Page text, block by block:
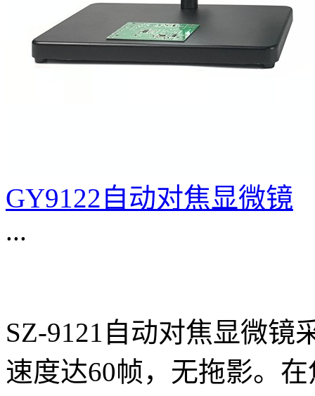
GY9122自动对焦显微镜
...
SZ-9121自动对焦显微镜
速度达60帧，无拖影。